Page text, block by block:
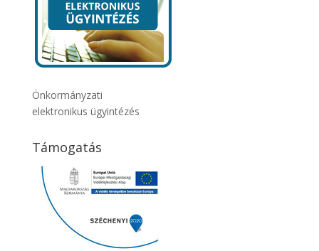
Önkormányzati
elektronikus ügyintézés
Támogatás